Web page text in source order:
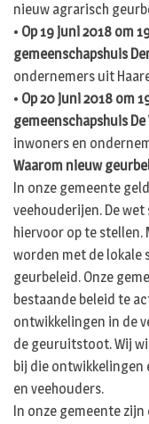
nieuw agrarisch
• Op 19 juni 2018 om
gemeenschapshuis
ondernemers uit
• Op 20 juni 2018 om
gemeenschapshuis
inwoners en
Waarom nieuw
In onze gemeente
veehouderijen. De
hiervoor op te stellen.
worden met de lokale
geurbeleid. Onze
bestaande beleid te
ontwikkelingen in de
de geuruitstoot. Wij
bij die ontwikkelingen
en veehouders.
In onze gemeente